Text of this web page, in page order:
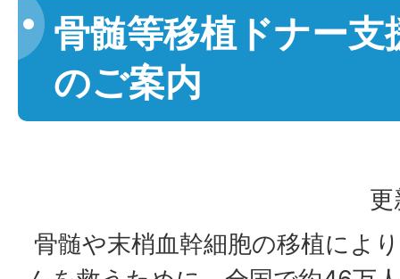
骨髄等移植ドナー支
のご案内
骨髄や末梢血幹細胞の移植によ